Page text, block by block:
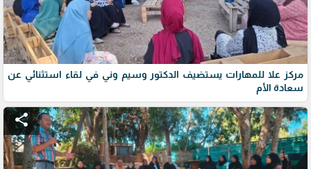
مركز علا للمهارات يستضيف الدكتور وسيم وني في لقاء استثنائي عن
سعادة الأم
share